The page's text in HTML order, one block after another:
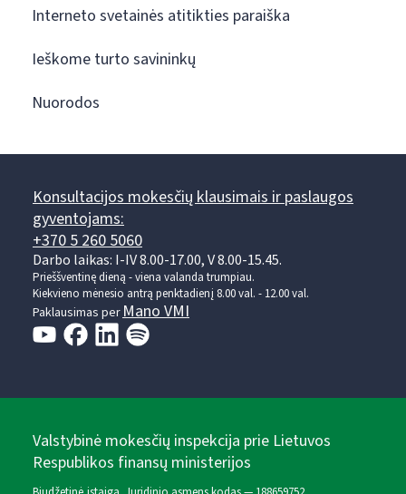
Interneto svetainės atitikties paraiška
Ieškome turto savininkų
Nuorodos
Konsultacijos mokesčių klausimais ir paslaugos
gyventojams:
+370 5 260 5060
Darbo laikas: I-IV 8.00-17.00, V 8.00-15.45.
Prieššventinę dieną - viena valanda trumpiau.
Kiekvieno mėnesio antrą penktadienį 8.00 val. - 12.00 val.
Paklausimas per Mano VMI
Valstybinė mokesčių inspekcija prie Lietuvos
Respublikos finansų ministerijos